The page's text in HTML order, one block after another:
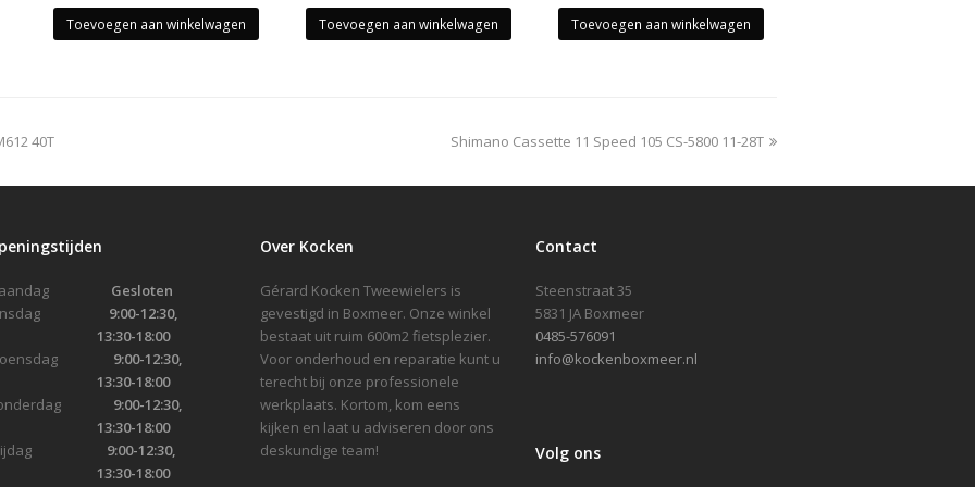
Toevoegen aan winkelwagen Toevoegen aan winkelwagen Toevoegen aan winkelwagen
40T
next
Shimano Cassette 11 Speed 105 CS-5800 11-28T
Gesloten
9:00-12:30,
13:30-18:00
9:00-12:30,
13:30-18:00
9:00-12:30,
13:30-18:00
9:00-12:30,
13:30-18:00
Over Kocken
Gérard Kocken Tweewielers is
gevestigd in Boxmeer. Onze winkel
bestaat uit ruim 600m2 fietsplezier.
Voor onderhoud en reparatie kunt u
terecht bij onze professionele
werkplaats. Kortom, kom eens
kijken en laat u adviseren door ons
deskundige team!
Contact
Steenstraat 35
5831 JA Boxmeer
0485-576091
info@kockenboxmeer.nl
Volg ons